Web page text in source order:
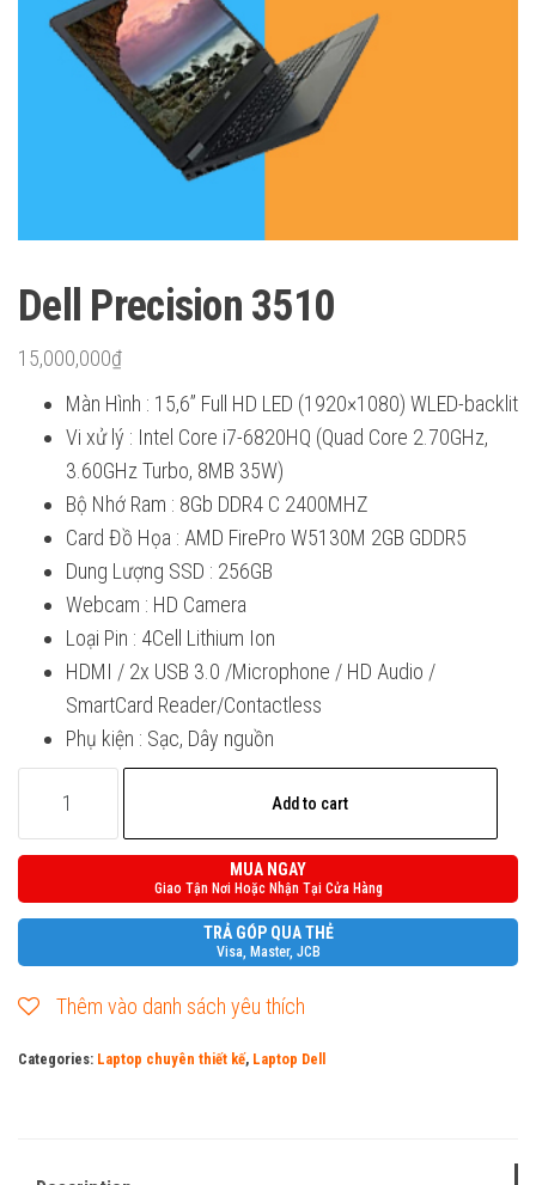
Dell Precision 3510
15,000,000₫
Màn Hình : 15,6” Full HD LED (1920×1080) WLED-backlit
Vi xử lý : Intel Core i7-6820HQ (Quad Core 2.70GHz,
3.60GHz Turbo, 8MB 35W)
Bộ Nhớ Ram : 8Gb DDR4 C 2400MHZ
Card Đồ Họa : AMD FirePro W5130M 2GB GDDR5
Dung Lượng SSD : 256GB
Webcam : HD Camera
Loại Pin : 4Cell Lithium Ion
HDMI / 2x USB 3.0 /Microphone / HD Audio /
SmartCard Reader/Contactless
Phụ kiện : Sạc, Dây nguồn
Precision
3510
Add to cart
MUA NGAY
Giao Tận Nơi Hoặc Nhận Tại Cửa Hàng
TRẢ GÓP QUA THẺ
Visa, Master, JCB
Thêm vào danh sách yêu thích
Categories: Laptop chuyên thiết kế, Laptop Dell